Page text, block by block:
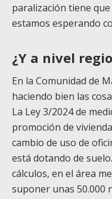
paralización tiene
estamos esperando
¿Y a nivel
En la Comunidad de
haciendo bien las
La Ley 3/2024 de
promoción de
cambio de uso de
está dotando de
cálculos, en el área
suponer unas 50.000